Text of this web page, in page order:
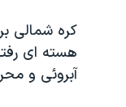
کره شمالی
هسته ای
آبروئی و